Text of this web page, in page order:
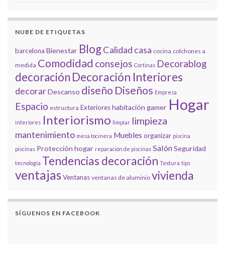
NUBE DE ETIQUETAS
barcelona Bienestar BlogCalidad casa cocina colchones a
medida Comodidad consejos Cortinas Decorablog
decoración Decoración Interiores
decorarDescanso diseño Diseños Empresa
Espacio estructura Exterioreshabitación gamer Hogar
interiores Interiorismo limpiar limpieza
mantenimiento mesa tocinera Muebles organizar piscina
piscinas Protección hogar reparación de piscinas SalónSeguridad
tecnología Tendencias decoración Textura tips
ventajasVentanas ventanas de aluminio vivienda
SÍGUENOS EN FACEBOOK